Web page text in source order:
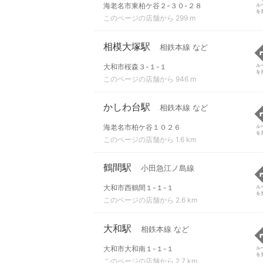
海老名市東柏ケ谷２-３０-２８
このページの店舗から 299 m
ル
を
相模大塚駅 相鉄本線 など
大和市桜森３-１-１
このページの店舗から 946 m
ル
を
かしわ台駅 相鉄本線 など
海老名市柏ケ谷１０２６
このページの店舗から 1.6 km
ル
を
鶴間駅 小田急江ノ島線
大和市西鶴間１-１-１
このページの店舗から 2.6 km
ル
を
大和駅 相鉄本線 など
大和市大和南１-１-１
このページの店舗から 2.7 km
ル
を